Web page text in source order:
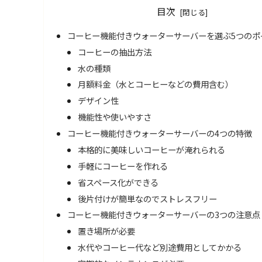
目次
コーヒー機能付きウォーターサーバーを選ぶ5つの
コーヒーの抽出方法
水の種類
月額料金（水とコーヒーなどの費用含む）
デザイン性
機能性や使いやすさ
コーヒー機能付きウォーターサーバーの4つの特徴
本格的に美味しいコーヒーが淹れられる
手軽にコーヒーを作れる
省スペース化ができる
後片付けが簡単なのでストレスフリー
コーヒー機能付きウォーターサーバーの3つの注意点
置き場所が必要
水代やコーヒー代など別途費用としてかかる